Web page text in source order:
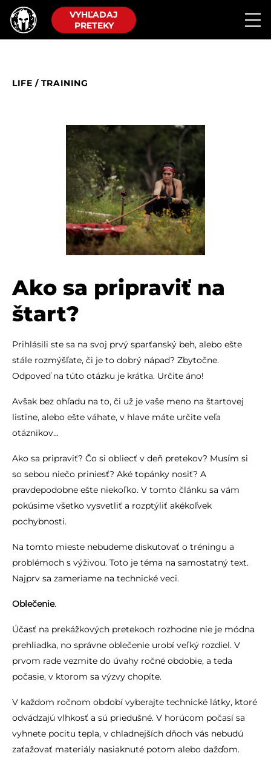
VYHĽADAJ
PRETEKY
LIFE / TRAINING
Ako sa pripraviť na
štart?
Prihlásili ste sa na svoj prvý sparťanský beh, alebo ešte
stále rozmýšľate, či je to dobrý nápad? Zbytočne.
Odpoveď na túto otázku je krátka. Určite áno!
Avšak bez ohľadu na to, či už je vaše meno na štartovej
listine, alebo ešte váhate, v hlave máte určite veľa
otáznikov...
Ako sa pripraviť? Čo si obliecť v deň pretekov? Musím si
so sebou niečo priniesť? Aké topánky nosiť? A
pravdepodobne ešte niekoľko. V tomto článku sa vám
pokúsime všetko vysvetliť a rozptýliť akékoľvek
pochybnosti.
Na tomto mieste nebudeme diskutovať o tréningu a
problémoch s výživou. Toto je téma na samostatný text.
Najprv sa zameriame na technické veci.
Oblečenie.
Účasť na prekážkových pretekoch rozhodne nie je módna
prehliadka, no správne oblečenie urobí veľký rozdiel. V
prvom rade vezmite do úvahy ročné obdobie, a teda
počasie, v ktorom sa výzvy chopíte.
V každom ročnom období vyberajte technické látky, ktoré
odvádzajú vlhkosť a sú priedušné. V horúcom počasí sa
vyhnete pocitu tepla, v chladnejších dňoch vás nebudú
zaťažovať materiály nasiaknuté potom alebo dažďom.